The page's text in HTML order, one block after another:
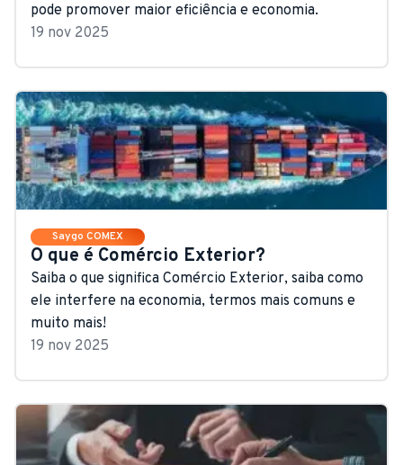
pode promover maior eficiência e economia.
19 nov 2025
Saygo COMEX
O que é Comércio Exterior?
Saiba o que significa Comércio Exterior, saiba como
ele interfere na economia, termos mais comuns e
muito mais!
19 nov 2025